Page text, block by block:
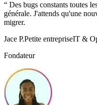
“ Des bugs constants toutes
générale. J'attends qu'une
migrer.
Jace P.Petite entrepriseIT &
Fondateur